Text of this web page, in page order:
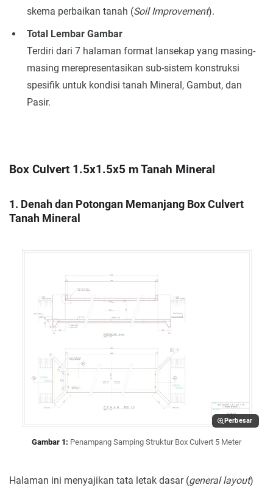
skema perbaikan tanah (Soil Improvement).
Total Lembar Gambar
Terdiri dari 7 halaman format lansekap yang masing-
masing merepresentasikan sub-sistem konstruksi
spesifik untuk kondisi tanah Mineral, Gambut, dan
Pasir.
Box Culvert 1.5x1.5x5 m Tanah Mineral
1. Denah dan Potongan Memanjang Box Culvert
Tanah Mineral
Perbesar
Gambar 1: Penampang Samping Struktur Box Culvert 5 Meter
Halaman ini menyajikan tata letak dasar (general layout)